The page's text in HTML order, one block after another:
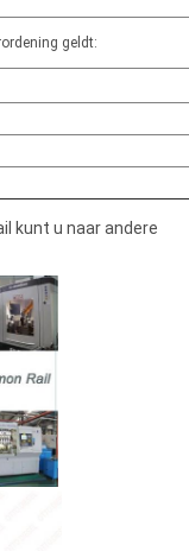
geldt:
kunt u naar andere